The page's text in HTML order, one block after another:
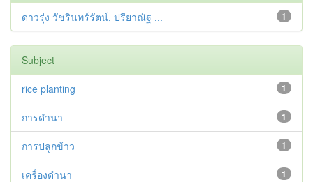
1
ดาวรุ่ง วัชรินทร์รัตน์, ปรียาณัฐ ...
Subject
1
rice planting
1
การดำนา
1
การปลูกข้าว
1
เครื่องดำนา